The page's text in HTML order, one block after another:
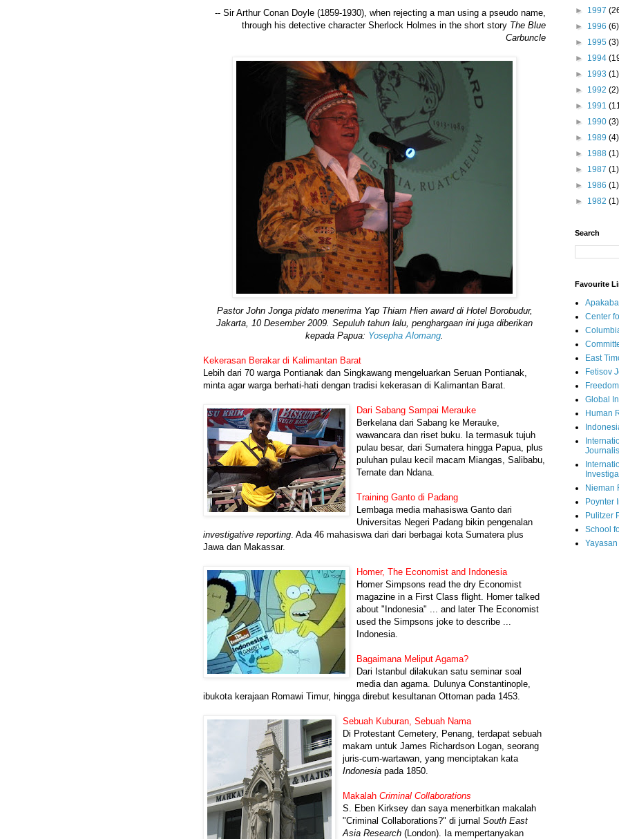
-- Sir Arthur Conan Doyle (1859-1930), when rejecting a man using a pseudo name,
through his detective character Sherlock Holmes in the short story The Blue
Carbuncle
Pastor John Jonga pidato menerima Yap Thiam Hien award di Hotel Borobudur,
Jakarta, 10 Desember 2009. Sepuluh tahun lalu, penghargaan ini juga diberikan
kepada Papua: Yosepha Alomang
Kekerasan Berakar di Kalimantan Barat
Lebih dari 70 warga Pontianak dan Singkawang mengeluarkan Seruan Pontianak,
minta agar warga berhati-hati dengan tradisi kekerasan di Kalimantan Barat.
Dari Sabang Sampai Merauke
Berkelana dari Sabang ke Merauke,
wawancara dan riset buku. Ia termasuk tujuh
pulau besar, dari Sumatera hingga Papua, plus
puluhan pulau kecil macam Miangas, Salibabu,
Ternate dan Ndana.
Training Ganto di Padang
Lembaga media mahasiswa Ganto dari
Universitas Negeri Padang bikin pengenalan
investigative reporting . Ada 46 mahasiswa dari dari berbagai kota Sumatera plus
Jawa dan Makassar.
Homer, The Economist and Indonesia
Homer Simpsons read the dry Economist
magazine in a First Class flight. Homer talked
about "Indonesia" ... and later The Economist
used the Simpsons joke to describe ...
Indonesia.
Bagaimana Meliput Agama?
Dari Istanbul dilakukan satu seminar soal
media dan agama. Dulunya Constantinople,
ibukota kerajaan Romawi Timur, hingga direbut kesultanan Ottoman pada 1453.
Sebuah Kuburan, Sebuah Nama
Di Protestant Cemetery, Penang, terdapat sebuah
makam untuk James Richardson Logan, seorang
juris-cum-wartawan, yang menciptakan kata
Indonesia pada 1850.
Makalah Criminal Collaborations
S. Eben Kirksey dan saya menerbitkan makalah
"Criminal Collaborations?" di jurnal South East
Asia Research (London). Ia mempertanyakan
► 1997
► 1996 (6)
► 1995 (3)
► 1994
► 1993 (1)
► 1992 (2)
► 1991
► 1990 (3)
► 1989 (4)
► 1988 (1)
► 1987 (1)
► 1986 (1)
► 1982 (1)
Search
Favourite
Center
East
Fetisov
Global
Human
Nieman
Poynter
Pulitzer
School